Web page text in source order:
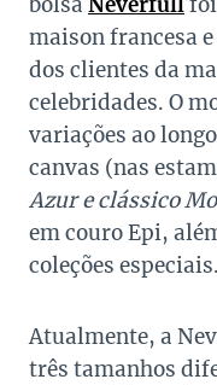
maison francesa
dos clientes da
celebridades. O
variações ao
canvas (nas
Azur e clássico
em couro Epi,
coleções especiais.
Atualmente, a
três tamanhos